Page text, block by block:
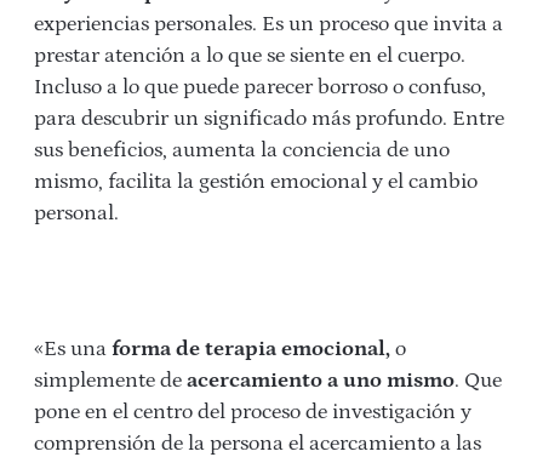
experiencias personales. Es un proceso que invita a
prestar atención a lo que se siente en el cuerpo.
Incluso a lo que puede parecer borroso o confuso,
para descubrir un significado más profundo. Entre
sus beneficios, aumenta la conciencia de uno
mismo, facilita la gestión emocional y el cambio
personal.
«Es una forma de terapia emocional, o
simplemente de acercamiento a uno mismo. Que
pone en el centro del proceso de investigación y
comprensión de la persona el acercamiento a las